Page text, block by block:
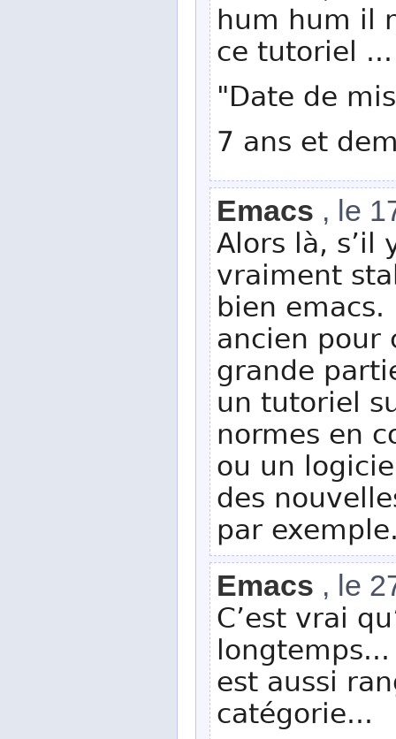
hum hum il
ce tutoriel ...
"Date de
7 ans et
Emacs , le
Alors là,
vraiment
bien
ancien pour
grande
un tutoriel
normes en
ou un
des
par
Emacs , le
C’est vrai
est aussi
catégorie...